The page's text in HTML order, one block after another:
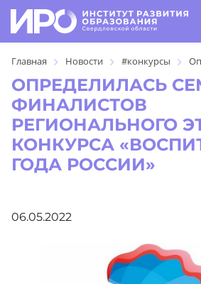
Главная Новости #конкурсы
ОПРЕДЕЛИЛАСЬ
ФИНАЛИСТОВ
РЕГИОНАЛЬНОГО
КОНКУРСА
ГОДА РОССИИ»
06.05.2022